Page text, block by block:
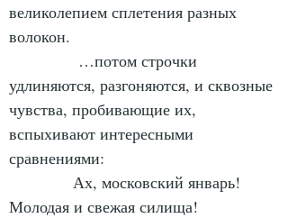
великолепием сплетения разных
волокон.
…потом строчки
удлиняются, разгоняются, и сквозные
чувства, пробивающие их,
вспыхивают интересными
сравнениями:
Ах, московский январь!
Молодая и свежая силища!